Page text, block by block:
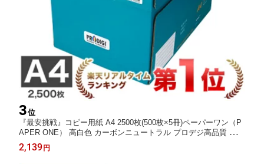
3位
『最安挑戦』コピー用紙 A4 2500枚(500枚×5冊)ペーパーワン（P
APER ONE） 高白色 カーボンニュートラル プロデジ高品質 保存
箱仕様 PEFC認証《商品到着後、レビュー書いて次回使えるクー
ポンプレゼント》『送料無料（一部地域除く）』
2,139円